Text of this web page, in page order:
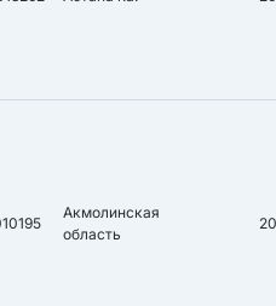
Акмолинская
область